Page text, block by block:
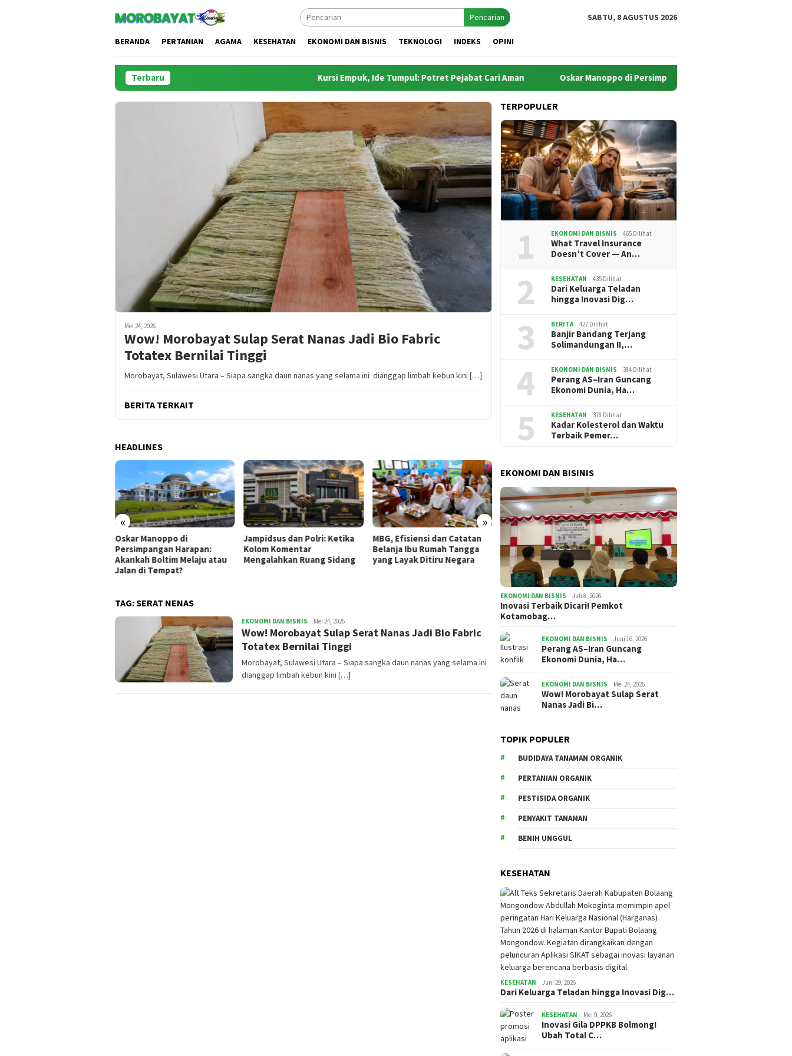
Pencarian SABTU, 8 AGUSTUS 2026
BERANDA PERTANIAN AGAMA KESEHATAN EKONOMI DAN BISNIS TEKNOLOGI INDEKS OPINI
Terbaru Kursi Empuk, Ide Tumpul: Potret Pejabat Cari Aman Oskar Manoppo di Persimpangan Harapan: Akankah Boltim
Mei 24, 2026
Wow! Morobayat Sulap Serat Nanas Jadi Bio Fabric
Totatex Bernilai Tinggi
Morobayat, Sulawesi Utara – Siapa sangka daun nanas yang selama ini dianggap limbah kebun kini […]
BERITA TERKAIT
HEADLINES
« »
Oskar Manoppo di
Persimpangan Harapan:
Akankah Boltim Melaju atau
Jalan di Tempat?
Jampidsus dan Polri: Ketika
Kolom Komentar
Mengalahkan Ruang Sidang
MBG, Efisiensi dan Catatan
Belanja Ibu Rumah Tangga
yang Layak Ditiru Negara
Inovasi Terbaik Dicari!
Pemkot Kotamobagu
Siapkan hadiah Rp27 Juta
Kursi Empuk, Ide Tumpul:
Potret Pejabat Cari Aman
TAG:SERAT NENAS
EKONOMI DAN BISNIS sofyanto
Mei 24, 2026
Wow! Morobayat Sulap Serat Nanas Jadi Bio Fabric
Totatex Bernilai Tinggi
Morobayat, Sulawesi Utara – Siapa sangka daun nanas yang selama ini
dianggap limbah kebun kini […]
TERPOPULER
1 EKONOMI DAN BISNIS 465 Dilihat
What Travel Insurance
Doesn’t Cover — An…
2 KESEHATAN 435 Dilihat
Dari Keluarga Teladan
hingga Inovasi Dig…
3 BERITA 427 Dilihat
Banjir Bandang Terjang
Solimandungan II,…
4 EKONOMI DAN BISNIS 384 Dilihat
Perang AS–Iran Guncang
Ekonomi Dunia, Ha…
5 KESEHATAN 378 Dilihat
Kadar Kolesterol dan Waktu
Terbaik Pemer…
EKONOMI DAN BISINIS
EKONOMI DAN BISNIS Juli 8, 2026
Inovasi Terbaik Dicari! Pemkot
Kotamobag…
EKONOMI DAN BISNIS Juni 16, 2026
Perang AS–Iran Guncang
Ekonomi Dunia, Ha…
EKONOMI DAN BISNIS Mei 24, 2026
Wow! Morobayat Sulap Serat
Nanas Jadi Bi…
TOPIK POPULER
BUDIDAYA TANAMAN ORGANIK
PERTANIAN ORGANIK
PESTISIDA ORGANIK
PENYAKIT TANAMAN
BENIH UNGGUL
KESEHATAN
KESEHATAN Juni 29, 2026
Dari Keluarga Teladan hingga Inovasi Dig…
KESEHATAN Mei 9, 2026
Inovasi Gila DPPKB Bolmong!
Ubah Total C…